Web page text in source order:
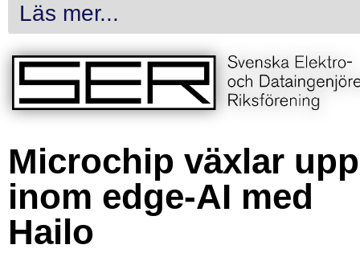
Läs mer...
Microchip växlar upp
inom edge-AI med
Hailo